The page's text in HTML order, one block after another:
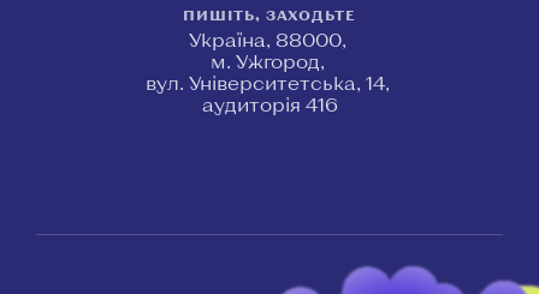
ПИШІТЬ, ЗАХОДЬТЕ
Україна, 88000,
м. Ужгород,
вул. Університетська, 14,
аудиторія 416